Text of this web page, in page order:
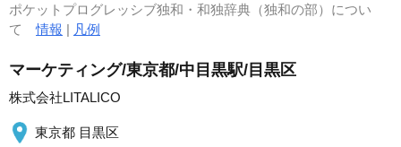
ポケットプログレッシブ独和・和独辞典（独和の部）につい
て情報 | 凡例
マーケティング/東京都/中目黒駅/目黒区
株式会社LITALICO
東京都 目黒区